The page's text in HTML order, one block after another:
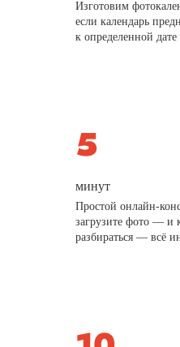
Изготовим
если календарь
к определенной дате
минут
Простой онлайн-
загрузите фото — и
разбираться — всё